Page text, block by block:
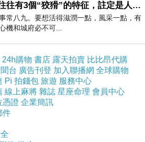
一個真正聰明的人，往往有3個“狡猾”的特征，註定是人上人
常八九。要想活得滋潤一點，風采一點，有
機和城府必不可...
24h購物 書店 露天拍賣 比比昂代購
台 廣告刊登 加入聯播網 全球購物
Pi 拍錢包 旅遊 服務中心
線上麻將 雜誌 星座命理 會員中心
憑證 企業簡訊
件